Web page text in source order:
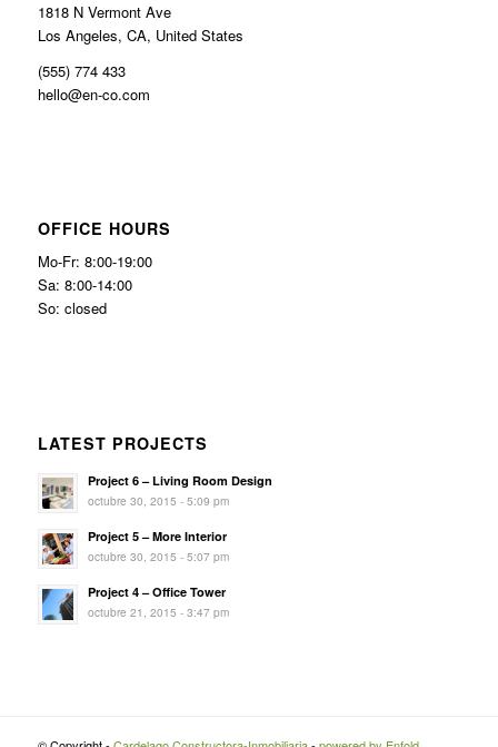
1818 N Vermont Ave
Los Angeles, CA, United States
(555) 774 433
hello@en-co.com
OFFICE HOURS
Mo-Fr: 8:00-19:00
Sa: 8:00-14:00
So: closed
LATEST PROJECTS
Project 6 – Living Room Design
octubre 30, 2015 - 5:09 pm
Project 5 – More Interior
octubre 30, 2015 - 5:07 pm
Project 4 – Office Tower
octubre 21, 2015 - 3:47 pm